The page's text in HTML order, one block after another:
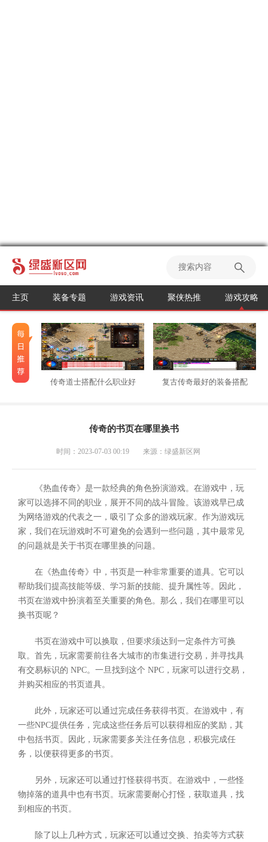
主页 装备专题 游戏资讯 聚侠热推 游戏攻略
传奇道士搭配什么职业好 复古传奇最好的装备搭配
传奇的书页在哪里换书
时间：2023-07-03 00:19 来源：绿盛新区网
《热血传奇》是一款经典的角色扮演游戏。在游戏中，玩
家可以选择不同的职业，展开不同的战斗冒险。该游戏早已成
为网络游戏的代表之一，吸引了众多的游戏玩家。作为游戏玩
家，我们在玩游戏时不可避免的会遇到一些问题，其中最常见
的问题就是关于书页在哪里换的问题。
在《热血传奇》中，书页是一种非常重要的道具。它可以
帮助我们提高技能等级、学习新的技能、提升属性等。因此，
书页在游戏中扮演着至关重要的角色。那么，我们在哪里可以
换书页呢？
书页在游戏中可以换取，但要求须达到一定条件方可换
取。首先，玩家需要前往各大城市的市集进行交易，并寻找具
有交易标识的 NPC。一旦找到这个 NPC，玩家可以进行交易，
并购买相应的书页道具。
此外，玩家还可以通过完成任务获得书页。在游戏中，有
一些NPC提供任务，完成这些任务后可以获得相应的奖励，其
中包括书页。因此，玩家需要多关注任务信息，积极完成任
务，以便获得更多的书页。
另外，玩家还可以通过打怪获得书页。在游戏中，一些怪
物掉落的道具中也有书页。玩家需要耐心打怪，获取道具，找
到相应的书页。
除了以上几种方式，玩家还可以通过交换、拍卖等方式获